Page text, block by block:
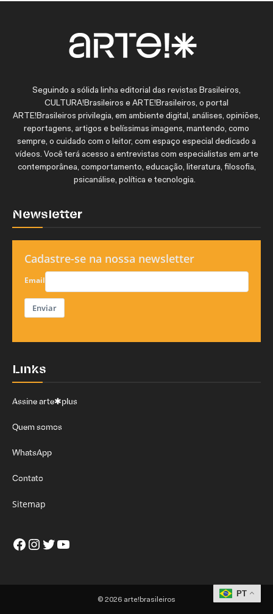
Seguindo a sólida linha editorial das revistas Brasileiros,
CULTURA!Brasileiros e ARTE!Brasileiros, o portal
ARTE!Brasileiros privilegia, em ambiente digital, análises, opiniões,
reportagens, artigos e belíssimas imagens, mantendo, como
sempre, o cuidado com o leitor, com espaço especial dedicado a
vídeos. Você terá acesso a entrevistas com especialistas em arte
contemporânea, comportamento, educação, literatura, filosofia,
psicanálise, política e tecnologia.
Newsletter
Cadastre-se na nossa newsletter
Email
Enviar
Links
Assine arte✱plus
Quem somos
WhatsApp
Contato
Sitemap
Facebook
Instagram
Twitter
Youtube
© 2026 arte!brasileiros
PT